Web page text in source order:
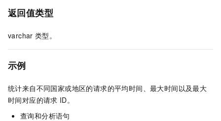
返回值类型
varchar 类型。
示例
统计来自不同国家或地区的请求的平均时间、最大时间以及最大
时间对应的请求 ID。
查询和分析语句